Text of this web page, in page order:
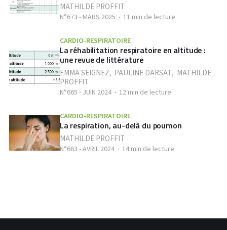
MATHILDE PROFFIT
N°673 - MARS 2025 11 min de lecture
CARDIO-RESPIRATOIRE
La réhabilitation respiratoire en altitude :
une revue de littérature
EMMA SEIGNEZ, PAULINE DARSAT, MATHILDE
PROFFIT
N°665 - JUIN 2024 12 min de lecture
CARDIO-RESPIRATOIRE
La respiration, au-delà du poumon
MATHILDE PROFFIT
N°663 - AVRIL 2024 14 min de lecture